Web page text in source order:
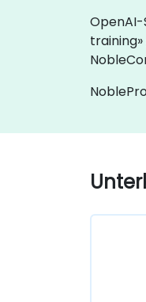
OpenAI-